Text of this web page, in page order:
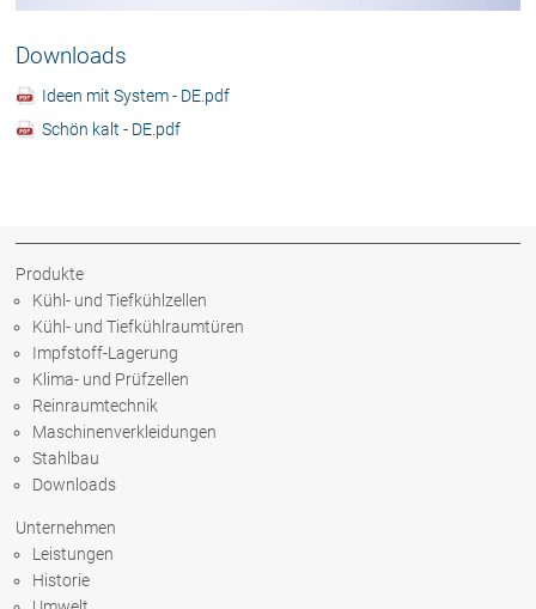
Downloads
Ideen mit System - DE.pdf
Schön kalt - DE.pdf
Produkte
Kühl- und Tiefkühlzellen
Kühl- und Tiefkühlraumtüren
Impfstoff-Lagerung
Klima- und Prüfzellen
Reinraumtechnik
Maschinenverkleidungen
Stahlbau
Downloads
Unternehmen
Leistungen
Historie